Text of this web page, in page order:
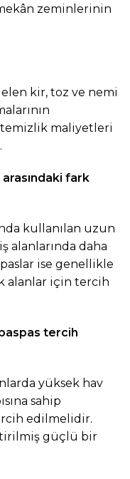
zeminlerinin
kir, toz ve nemi
temizlik maliyetleri
fark
kullanılan uzun
alanlarında daha
ise genellikle
alanlar için tercih
tercih
yüksek hav
sahip
edilmelidir.
güçlü bir